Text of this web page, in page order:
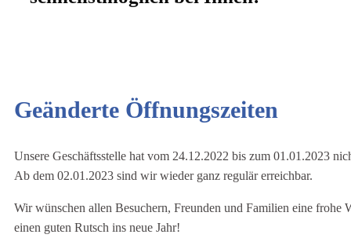
Geänderte Öffnungszeiten
Unsere Geschäftsstelle hat vom 24.12.2022 bis zum 01.01.2023
Ab dem 02.01.2023 sind wir wieder ganz regulär erreichbar.
Wir wünschen allen Besuchern, Freunden und Familien eine frohe
einen guten Rutsch ins neue Jahr!